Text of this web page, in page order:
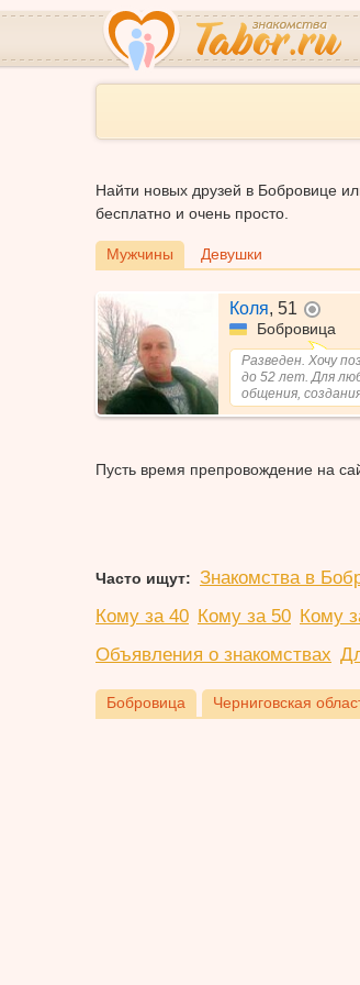
Найти новых друзей в Бобровице
бесплатно и очень просто.
Мужчины Девушки
Коля, 51
Бобровица
Разведен. Хочу
до 52 лет. Для
общения,
Пусть время препровождение на
Часто ищут: Знакомства в
Кому за 40 Кому за 50 Кому
Объявления о знакомствах
Бобровица Черниговская